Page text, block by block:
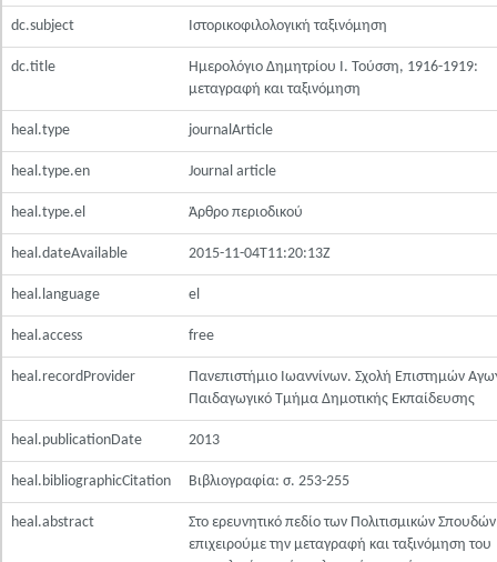
dc.subject Ιστορικοφιλολογική ταξινόμηση
dc.title
Ημερολόγιο Δημητρίου Ι. Τούσση, 1916-1919:
μεταγραφή και ταξινόμηση
heal.type journalArticle
heal.type.en Journal article
heal.type.el Άρθρο περιοδικού
heal.dateAvailable 2015-11-04T11:20:13Z
heal.language el
heal.access free
heal.recordProvider
Πανεπιστήμιο Ιωαννίνων. Σχολή Επιστημών
Παιδαγωγικό Τμήμα Δημοτικής Εκπαίδευσης
heal.publicationDate 2013
heal.bibliographicCitation Βιβλιογραφία: σ. 253-255
heal.abstract
Στο ερευνητικό πεδίο των Πολιτισμικών Σπουδών
επιχειρούμε την μεταγραφή και ταξινόμηση του